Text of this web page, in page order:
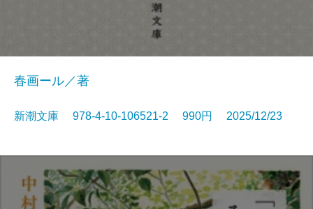
春画ール／著
新潮文庫 978-4-10-106521-2 990円 2025/12/23